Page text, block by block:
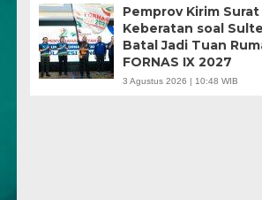
Pemprov Kirim Surat
Keberatan soal
Batal Jadi Tuan
FORNAS IX 2027
3 Agustus 2026 | 10:48 WIB